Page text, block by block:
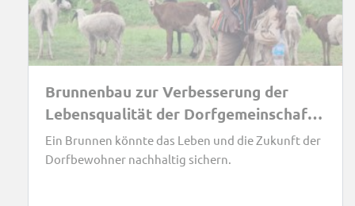
Brunnenbau zur Verbesserung der
Lebensqualität der Dorfgemeinschaft
Sare-Abdul, Gambia
Ein Brunnen könnte das Leben und die Zukunft der
Dorfbewohner nachhaltig sichern.